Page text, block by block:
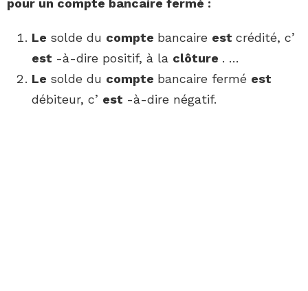
pour un compte bancaire fermé :
Le solde du compte bancaire est crédité, c’
est -à-dire positif, à la clôture . …
Le solde du compte bancaire fermé est
débiteur, c’ est -à-dire négatif.